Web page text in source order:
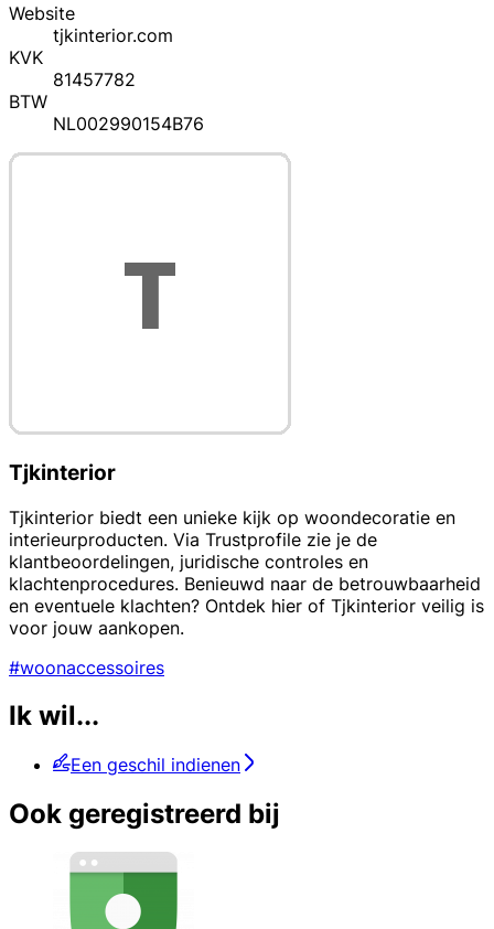
Website
tjkinterior.com
KVK
81457782
BTW
NL002990154B76
Tjkinterior
Tjkinterior biedt een unieke kijk op woondecoratie en
interieurproducten. Via Trustprofile zie je de
klantbeoordelingen, juridische controles en
klachtenprocedures. Benieuwd naar de betrouwbaarheid
en eventuele klachten? Ontdek hier of Tjkinterior veilig is
voor jouw aankopen.
#woonaccessoires
Ik wil...
Een geschil indienen
Ook geregistreerd bij